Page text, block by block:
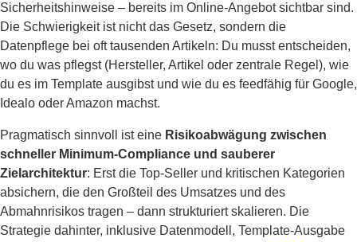
Sicherheitshinweise – bereits im Online-Angebot sichtbar sind.
Die Schwierigkeit ist nicht das Gesetz, sondern die
Datenpflege bei oft tausenden Artikeln: Du musst entscheiden,
wo du was pflegst (Hersteller, Artikel oder zentrale Regel), wie
du es im Template ausgibst und wie du es feedfähig für Google,
Idealo oder Amazon machst.
Pragmatisch sinnvoll ist eine Risikoabwägung zwischen
schneller Minimum-Compliance und sauberer
Zielarchitektur: Erst die Top-Seller und kritischen Kategorien
absichern, die den Großteil des Umsatzes und des
Abmahnrisikos tragen – dann strukturiert skalieren. Die
Strategie dahinter, inklusive Datenmodell, Template-Ausgabe